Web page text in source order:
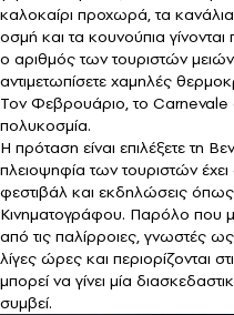
καλοκαίρι προχωρά, τα
οσμή και τα κουνούπια
ο αριθμός των τουριστών
αντιμετωπίσετε χαμηλές
Τον Φεβρουάριο, το Carnevale
πολυκοσμία.
Η πρόταση είναι επιλέξετε τη
πλειοψηφία των τουριστών
φεστιβάλ και εκδηλώσεις
Κινηματογράφου. Παρόλο που
από τις παλίρροιες, γνωστές
λίγες ώρες και περιορίζονται
μπορεί να γίνει μία
συμβεί.